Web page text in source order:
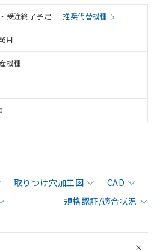
受注終了予定 推奨代替機種
月
機種
取りつけ穴加工図
CAD
規格認証/適合状況